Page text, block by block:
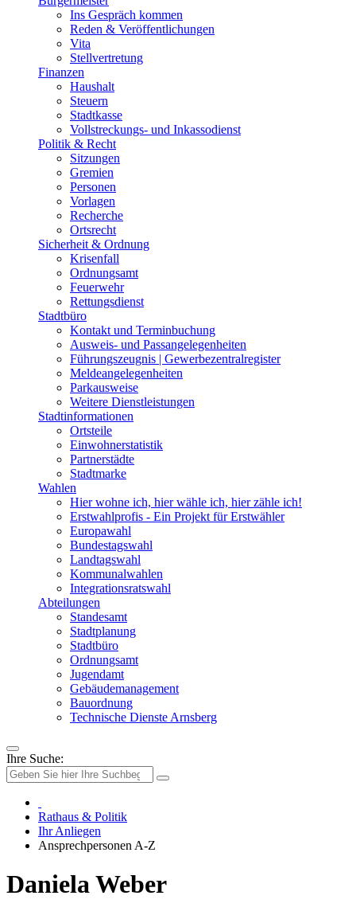
Ins Gespräch kommen
Reden & Veröffentlichungen
Vita
Stellvertretung
Finanzen
Haushalt
Steuern
Stadtkasse
Vollstreckungs- und Inkassodienst
Politik & Recht
Sitzungen
Gremien
Personen
Vorlagen
Recherche
Ortsrecht
Sicherheit & Ordnung
Krisenfall
Ordnungsamt
Feuerwehr
Rettungsdienst
Stadtbüro
Kontakt und Terminbuchung
Ausweis- und Passangelegenheiten
Führungszeugnis | Gewerbezentralregister
Meldeangelegenheiten
Parkausweise
Weitere Dienstleistungen
Stadtinformationen
Ortsteile
Einwohnerstatistik
Partnerstädte
Stadtmarke
Wahlen
Hier wohne ich, hier wähle ich, hier zähle ich!
Erstwahlprofis - Ein Projekt für Erstwähler
Europawahl
Bundestagswahl
Landtagswahl
Kommunalwahlen
Integrationsratswahl
Abteilungen
Standesamt
Stadtplanung
Stadtbüro
Ordnungsamt
Jugendamt
Gebäudemanagement
Bauordnung
Technische Dienste Arnsberg
Ihre Suche:
Rathaus & Politik
Ihr Anliegen
Ansprechpersonen A-Z
Daniela Weber